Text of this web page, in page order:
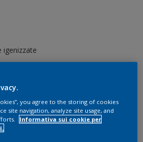
igenizzate
Seleziona un colore
you agree to the storing of cookies
site navigation, analyze site usage, and
Informativa sui cookie per